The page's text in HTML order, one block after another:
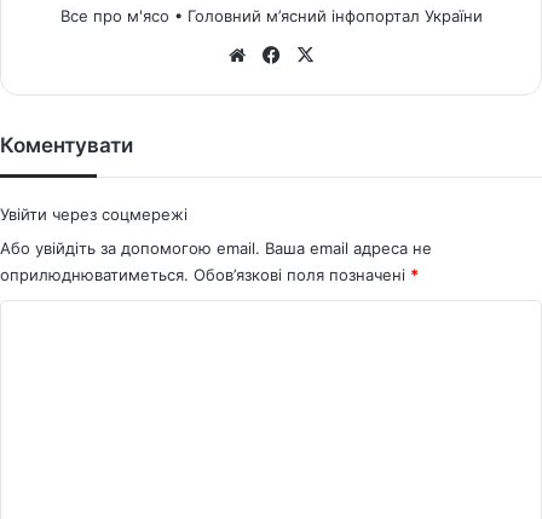
Все про м'ясо • Головний м’ясний інфопортал України
We
Fa
Коментувати
Увійти через соцмережі
Або увійдіть за допомогою email. Ваша email адреса не
оприлюднюватиметься. Обов’язкові поля позначені *